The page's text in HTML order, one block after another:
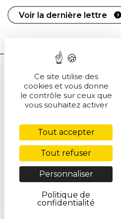
Voir la dernière lettre
Cookies
© Société Chimique
Ce site utilise des
cookies et vous donne
le contrôle sur ceux que
vous souhaitez activer
Tout accepter
Tout refuser
Personnaliser
Politique de
confidentialité